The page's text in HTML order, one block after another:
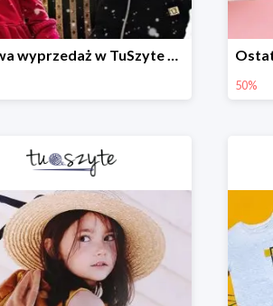
Zimowa wyprzedaż w TuSzyte do -50% wciąż trwa
50%